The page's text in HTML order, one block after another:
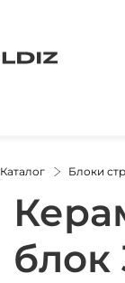
Каталог Блоки
блок